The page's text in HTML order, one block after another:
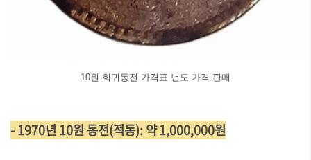
10원 희귀동전 가격표 년도 가격 판매
- 1970년 10원 동전(적동): 약 1,000,000원